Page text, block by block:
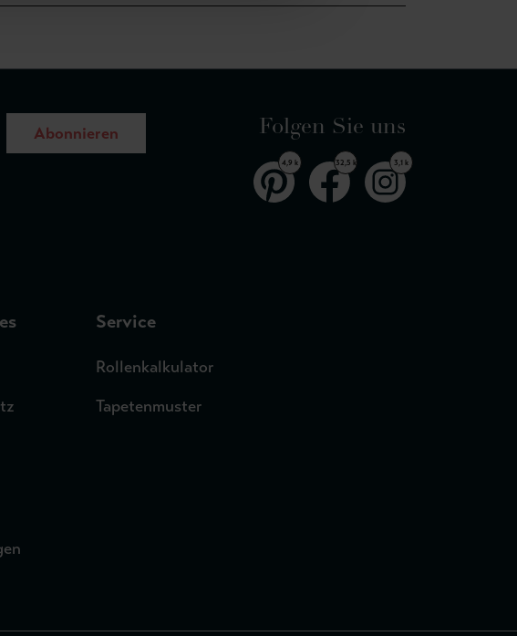
Abonnieren Folgen Sie uns
4,9 k 32,5 k 3,1 k
Service
Rollenkalkulator
Tapetenmuster